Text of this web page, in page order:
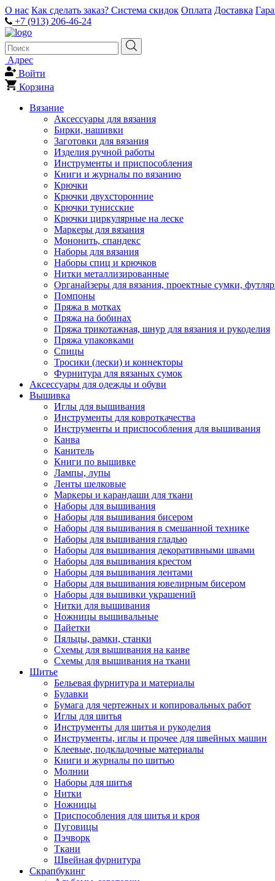
О нас Как сделать заказ? Система скидок Оплата Доставка
+7 (913) 206-46-24
Адрес
Войти
Корзина
Вязание
Аксессуары для вязания
Бирки, нашивки
Заготовки для вязания
Изделия ручной работы
Инструменты и приспособления
Книги и журналы по вязанию
Крючки
Крючки двухсторонние
Крючки тунисские
Крючки циркулярные на леске
Маркеры для вязания
Мононить, спандекс
Наборы для вязания
Наборы спиц и крючков
Нитки металлизированные
Органайзеры для вязания, проектные сумки,
Помпоны
Пряжа в мотках
Пряжа на бобинах
Пряжа трикотажная, шнур для вязания и рукоделия
Пряжа упаковками
Спицы
Тросики (лески) и коннекторы
Фурнитура для вязаных сумок
Аксессуары для одежды и обуви
Вышивка
Иглы для вышивания
Инструменты для ковроткачества
Инструменты и приспособления для вышивания
Канва
Канитель
Книги по вышивке
Лампы, лупы
Ленты шелковые
Маркеры и карандаши для ткани
Наборы для вышивания
Наборы для вышивания бисером
Наборы для вышивания в смешанной технике
Наборы для вышивания гладью
Наборы для вышивания декоративными швами
Наборы для вышивания крестом
Наборы для вышивания лентами
Наборы для вышивания ювелирным бисером
Наборы для вышивки украшений
Нитки для вышивания
Ножницы вышивальные
Пайетки
Пяльцы, рамки, станки
Схемы для вышивания на канве
Схемы для вышивания на ткани
Шитье
Бельевая фурнитура и материалы
Булавки
Бумага для чертежных и копировальных работ
Иглы для шитья
Инструменты для шитья и рукоделия
Инструменты, иглы и прочее для швейных машин
Клеевые, подкладочные материалы
Книги и журналы по шитью
Молнии
Наборы для шитья
Нитки
Ножницы
Приспособления для шитья и кроя
Пуговицы
Пэчворк
Ткани
Швейная фурнитура
Скрапбукинг